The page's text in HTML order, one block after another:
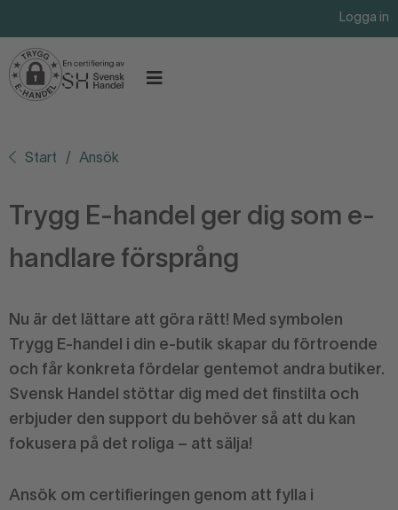
Logga in
Start Ansök
Trygg E-handel ger dig som e-
handlare försprång
Nu är det lättare att göra rätt! Med symbolen
Trygg E-handel i din e-butik skapar du förtroende
och får konkreta fördelar gentemot andra butiker.
Svensk Handel stöttar dig med det finstilta och
erbjuder den support du behöver så att du kan
fokusera på det roliga – att sälja!
Ansök om certifieringen genom att fylla i